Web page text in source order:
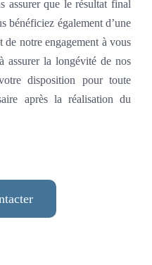
assurer que le résultat final
bénéficiez également d’une
de notre engagement à vous
assurer la longévité de nos
disposition pour toute
après la réalisation du